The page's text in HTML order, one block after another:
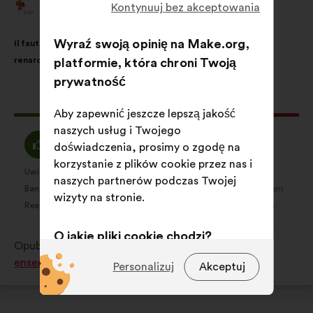
Propozycja:
propozycji:
Il faut interdire la vénerie sous terre, pour les blaireaux et les
renards.
propozycja
zebrała:
czym
głosy
rozłożyły
następująco:
Zgadzam
się
:
70%
propozycja
zakwalifikowana
w
kategorii:
Uwielbiam
:razy
Banalne
:razy
Realistyczne
:razy
się
:
10%
Ta
zakwalifikowana
kategorii:
Nie mam zdania
Nie zrozumiałam/-em
Jest mi to obojętne
Opublikowana w
ensemble la biodiversité?
Kontynuuj bez akceptowania
Wyraź swoją opinię na Make.org,
platformie, która chroni Twoją
prywatność
Aby zapewnić jeszcze lepszą jakość
naszych usług i Twojego
doświadczenia, prosimy o zgodę na
korzystanie z plików cookie przez nas i
naszych partnerów podczas Twojej
wizyty na stronie.
O jakie pliki cookie chodzi?
Techniczne:pliki cookie niezbędne
do funkcjonowania strony
Akceptuj
Personalizuj